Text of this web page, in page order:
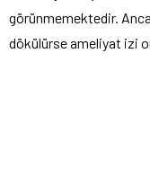
görünmemektedir.
dökülürse ameliyat izi